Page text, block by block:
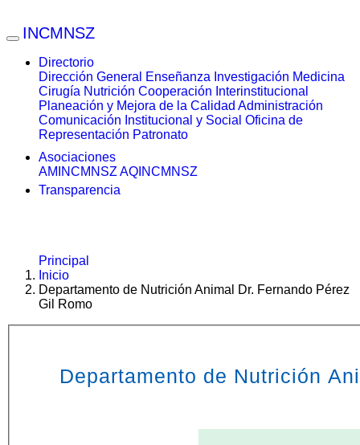
INCMNSZ
Directorio
Dirección General
Enseñanza Investigación Medicina
Cirugía Nutrición Cooperación Interinstitucional
Planeación y Mejora de la Calidad Administración
Comunicación Institucional y Social Oficina de
Representación Patronato
Asociaciones
AMINCMNSZ AQINCMNSZ
Transparencia
Principal
Inicio
Departamento de Nutrición Animal Dr. Fernando Pérez
Gil Romo
Departamento de Nutrición